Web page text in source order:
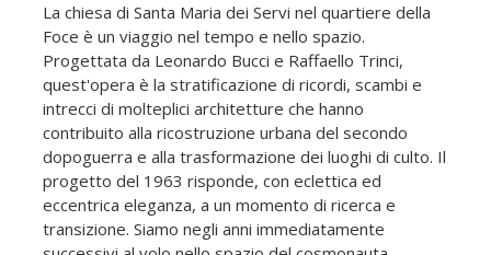
La chiesa di Santa Maria dei Servi nel quartiere della
Foce è un viaggio nel tempo e nello spazio.
Progettata da Leonardo Bucci e Raffaello Trinci,
quest'opera è la stratificazione di ricordi, scambi e
intrecci di molteplici architetture che hanno
contribuito alla ricostruzione urbana del secondo
dopoguerra e alla trasformazione dei luoghi di culto. Il
progetto del 1963 risponde, con eclettica ed
eccentrica eleganza, a un momento di ricerca e
transizione. Siamo negli anni immediatamente